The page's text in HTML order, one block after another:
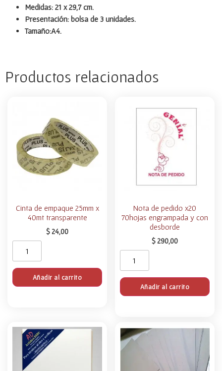
Medidas: 21 x 29,7 cm.
Presentación: bolsa de 3 unidades.
Tamaño:A4.
Productos relacionados
Cinta de empaque 25mm x
40mt transparente
$ 24,00
Añadir al carrito
Nota de pedido x20
70hojas engrampada y con
desborde
$290,00
Añadir al carrito